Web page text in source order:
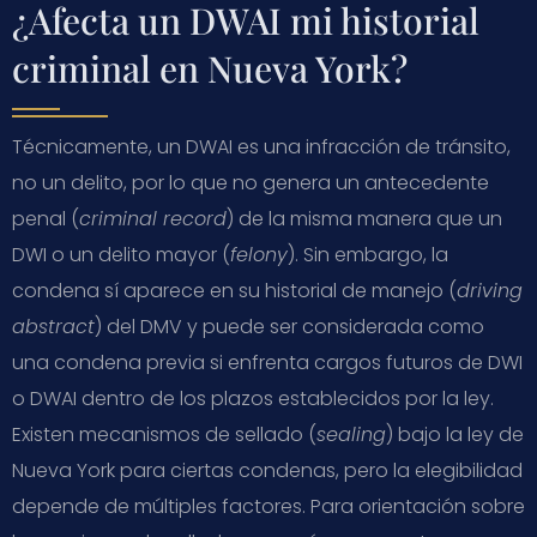
¿Afecta un DWAI mi historial
criminal en Nueva York?
Técnicamente, un DWAI es una infracción de tránsito,
no un delito, por lo que no genera un antecedente
penal (criminal record) de la misma manera que un
DWI o un delito mayor (felony). Sin embargo, la
condena sí aparece en su historial de manejo (driving
abstract) del DMV y puede ser considerada como
una condena previa si enfrenta cargos futuros de DWI
o DWAI dentro de los plazos establecidos por la ley.
Existen mecanismos de sellado (sealing) bajo la ley de
Nueva York para ciertas condenas, pero la elegibilidad
depende de múltiples factores. Para orientación sobre